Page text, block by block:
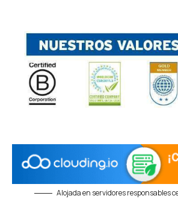
Alojada en servidores responsables